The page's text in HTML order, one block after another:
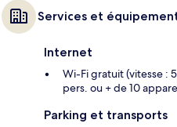
Services et
Internet
Wi-Fi gratuit (vitesse :
pers. ou + de 10
Parking et transports